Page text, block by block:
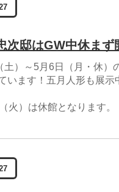
次邸はGW中休まず
土）～5月6日（月・休）
います！五月人形も展示
火）は休館となります。